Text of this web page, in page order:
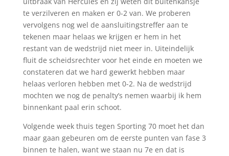
te verzilveren en maken er 0-2 van. We proberen
vervolgens nog wel de aansluitingstreffer aan te
tekenen maar helaas we krijgen er hem in het
restant van de wedstrijd niet meer in. Uiteindelijk
fluit de scheidsrechter voor het einde en moeten we
constateren dat we hard gewerkt hebben maar
helaas verloren hebben met 0-2. Na de wedstrijd
mochten we nog de penalty’s nemen waarbij ik hem
binnenkant paal erin schoot.
Volgende week thuis tegen Sporting 70 moet het dan
maar gaan gebeuren om de eerste punten van fase 3
binnen te halen, want we staan nu 7e en dat is